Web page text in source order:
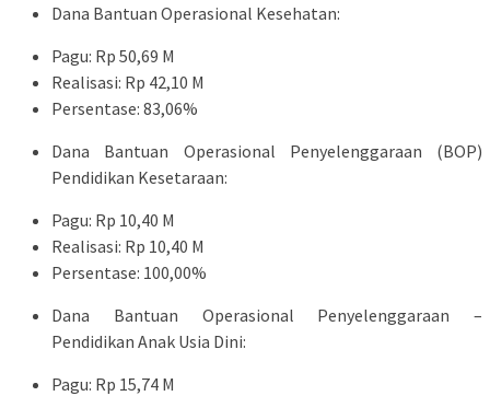
Dana Bantuan Operasional Kesehatan:
Pagu: Rp 50,69 M
Realisasi: Rp 42,10 M
Persentase: 83,06%
Dana Bantuan Operasional Penyelenggaraan (BOP)
Pendidikan Kesetaraan:
Pagu: Rp 10,40 M
Realisasi: Rp 10,40 M
Persentase: 100,00%
Dana Bantuan Operasional Penyelenggaraan –
Pendidikan Anak Usia Dini:
Pagu: Rp 15,74 M